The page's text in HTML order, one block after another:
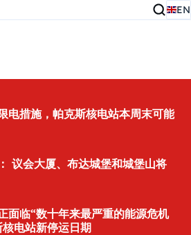
EN
电措施，帕克斯核电站本周末可能
议会大厦、布达城堡和城堡山将
面临“数十年来最严重的能源危机
电站新停运日期